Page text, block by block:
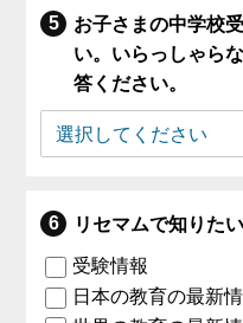
お子さまの中学校
い。いらっしゃら
答ください。
リセマムで知りた
受験情報
日本の教育の最新